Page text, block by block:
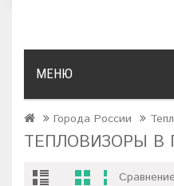
МЕНЮ
Города России
ТЕПЛОВИЗОРЫ В